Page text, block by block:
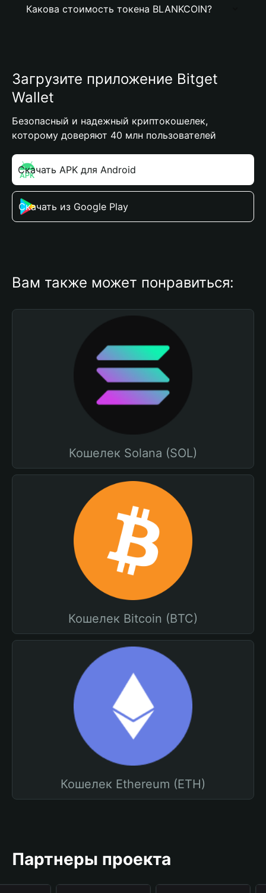
Какова стоимость токена BLANKCOIN?
Загрузите приложение Bitget
Wallet
Безопасный и надежный криптокошелек,
которому доверяют 40 млн пользователей
Скачать APK для Android
Скачать из Google Play
Вам также может понравиться:
Кошелек Solana (SOL)
Кошелек Bitcoin (BTC)
Кошелек Ethereum (ETH)
Партнеры проекта